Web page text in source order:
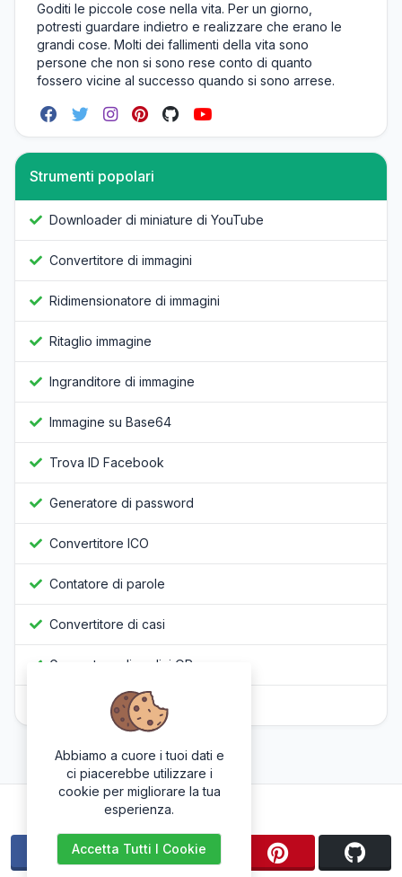
Goditi le piccole cose nella vita. Per un giorno,
potresti guardare indietro e realizzare che erano le
grandi cose. Molti dei fallimenti della vita sono
persone che non si sono rese conto di quanto
fossero vicine al successo quando si sono arrese.
Strumenti popolari
Downloader di miniature di YouTube
Convertitore di immagini
Ridimensionatore di immagini
Ritaglio immagine
Ingranditore di immagine
Immagine su Base64
Trova ID Facebook
Generatore di password
Convertitore ICO
Contatore di parole
Convertitore di casi
Generatore di codici QR
Offuscatore Javascript
Abbiamo a cuore i tuoi dati e
ci piacerebbe utilizzare i
cookie per migliorare la tua
esperienza.
Accetta Tutti I Cookie